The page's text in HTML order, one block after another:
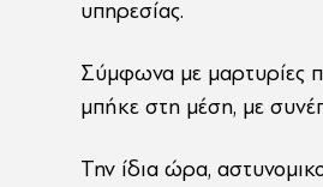
υπηρεσίας.
Σύμφωνα με μαρτυρίες
μπήκε στη μέση, με
Την ίδια ώρα,